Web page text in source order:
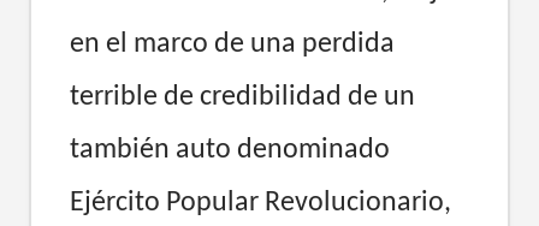
en el marco de una perdida
terrible de credibilidad de un
también auto denominado
Ejército Popular Revolucionario,